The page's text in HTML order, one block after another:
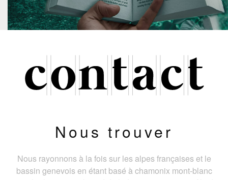
Nous trouver
Nous rayonnons à la fois sur les alpes françaises et le
bassin genevois en étant basé à chamonix mont-blanc